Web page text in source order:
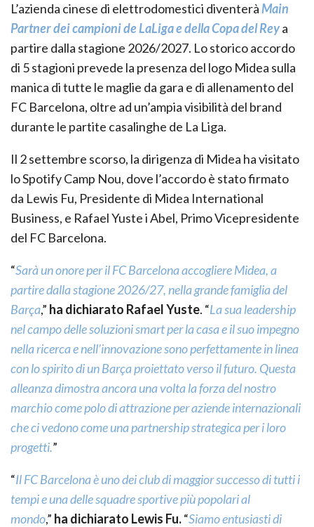
L’azienda cinese di elettrodomestici diventeràMain
Partner dei campioni de LaLiga e della Copa del Reya
partire dalla stagione 2026/2027. Lo storico accordo
di 5 stagioni prevede la presenza del logo Midea sulla
manica di tutte le maglie da gara e di allenamento del
FC Barcelona, oltre ad un’ampia visibilità del brand
durante le partite casalinghe de La Liga.
Il 2 settembre scorso, la dirigenza di Midea ha visitato
lo Spotify Camp Nou, dove l’accordo è stato firmato
da Lewis Fu, Presidente di Midea International
Business, e Rafael Yuste i Abel, Primo Vicepresidente
del FC Barcelona.
“Sarà un onore per il FC Barcelona accogliere Midea, a
partire dalla stagione 2026/27, nella grande famiglia del
Barça,” ha dichiarato Rafael Yuste. “La sua leadership
nel campo delle soluzioni smart per la casa e il suo impegno
nella ricerca e nell’innovazione sono perfettamente in linea
con lo spirito di un Barça proiettato verso il futuro. Questa
alleanza dimostra ancora una volta la forza del nostro
marchio come polo di attrazione per aziende internazionali
che ci vedono come una partnership strategica per i loro
progetti.”
“Il FC Barcelona è uno dei club di maggior successo di tutti i
tempi e una delle squadre sportive più popolari al
mondo,” ha dichiarato Lewis Fu.“Siamo entusiasti di